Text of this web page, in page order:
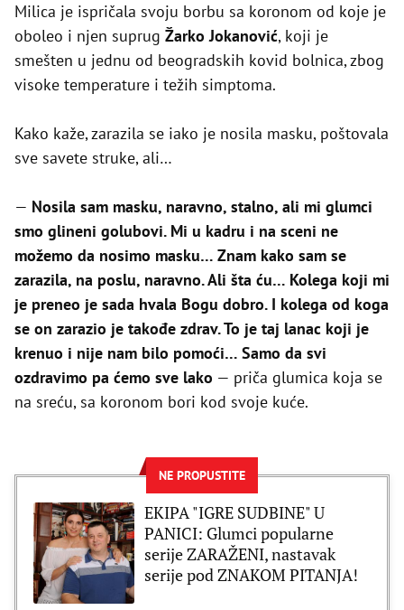
Milica je ispričala svoju borbu sa koronom od koje je
oboleo i njen suprug Žarko Jokanović, koji je
smešten u jednu od beogradskih kovid bolnica, zbog
visoke temperature i težih simptoma.
Kako kaže, zarazila se iako je nosila masku, poštovala
sve savete struke, ali…
— Nosila sam masku, naravno, stalno, ali mi glumci
smo glineni golubovi. Mi u kadru i na sceni ne
možemo da nosimo masku… Znam kako sam se
zarazila, na poslu, naravno. Ali šta ću… Kolega koji mi
je preneo je sada hvala Bogu dobro. I kolega od koga
se on zarazio je takođe zdrav. To je taj lanac koji je
krenuo i nije nam bilo pomoći… Samo da svi
ozdravimo pa ćemo sve lako — priča glumica koja se
na sreću, sa koronom bori kod svoje kuće.
NE PROPUSTITE
EKIPA "IGRE SUDBINE" U
PANICI: Glumci popularne
serije ZARAŽENI, nastavak
serije pod ZNAKOM PITANJA!